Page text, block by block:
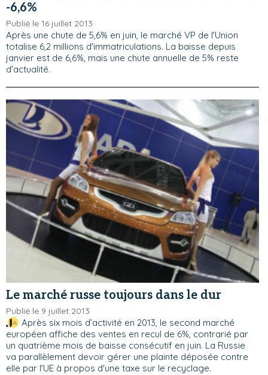
-6,6%
Publié le 16 juillet 2013
Après une chute de 5,6% en juin, le marché VP de l'Union
totalise 6,2 millions d'immatriculations. La baisse depuis
janvier est de 6,6%, mais une chute annuelle de 5% reste
d'actualité.
Le marché russe toujours dans le dur
Publié le 9 juillet 2013
Après six mois d’activité en 2013, le second marché
européen affiche des ventes en recul de 6%, contrarié par
un quatrième mois de baisse consécutif en juin. La Russie
va parallèlement devoir gérer une plainte déposée contre
elle par l'UE à propos d'une taxe sur le recyclage.